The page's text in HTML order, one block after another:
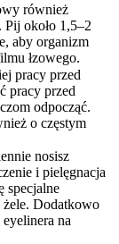
również
Pij około 1,5–2
aby organizm
łzowego.
pracy przed
pracy przed
odpocząć.
o częstym
nosisz
i pielęgnacja
specjalne
żele. Dodatkowo
na